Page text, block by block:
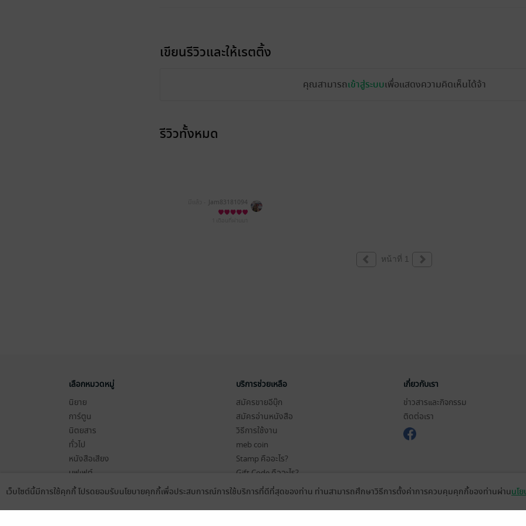
เขียนรีวิวและให้เรตติ้ง
คุณสามารถเข้าสู่ระบบเพื่อแสดงความคิดเห็นได้จ้า
รีวิวทั้งหมด
Jam83181094
หน้าที่ 1
เลือกหมวดหมู่
นิยาย
การ์ตูน
นิตยสาร
ทั่วไป
หนังสือเสียง
บุฟเฟต์
บริการช่วยเหลือ
สมัครขายอีบุ๊ก
สมัครอ่านหนังสือ
วิธีการใช้งาน
meb coin
Stamp คืออะไร?
Gift Code คืออะไร?
เงื่อนไขในการใช้บริการ
เกี่ยวกับเรา
ข่าวสารและกิจกรรม
ติดต่อเรา
เว็บไซต์นี้มีการใช้คุกกี้ โปรดยอมรับนโยบายคุกกี้เพื่อประสบการณ์การใช้บริการที่ดีที่สุดของท่าน ท่านสามารถศึกษาวิธีการตั้งค่าการควบคุมคุกกี้ของท่านผ่านนโ